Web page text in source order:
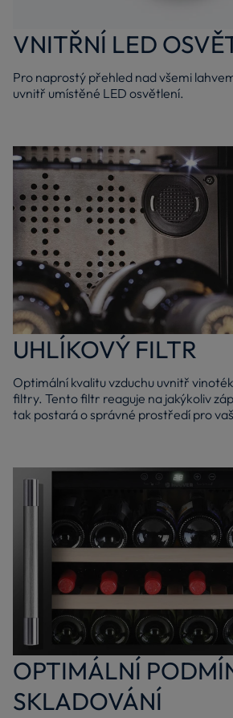
VNITŘNÍ LED
Pro naprostý přehled nad všemi
uvnitř umístěné LED osvětlení.
UHLÍKOVÝ FILTR
Optimální kvalitu vzduchu uvnitř
filtry. Tento filtr reaguje na jakýkoliv
tak postará o správné prostředí pro
OPTIMÁLNÍ
SKLADOVÁNÍ